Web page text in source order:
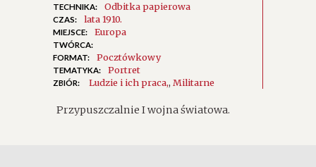
TECHNIKA: Odbitka papierowa
CZAS: lata 1910.
MIEJSCE: Europa
TWÓRCA:
FORMAT:
Pocztówkowy
TEMATYKA: Portret
ZBIÓR: Ludzie i ich praca,Militarne
Przypuszczalnie I wojna światowa.